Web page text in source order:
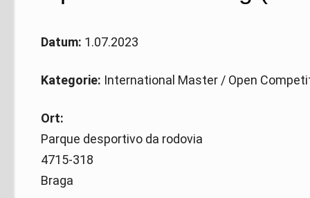
Datum: 1.07.2023
Kategorie: International Master / Open
Ort:
Parque desportivo da rodovia
4715-318
Braga